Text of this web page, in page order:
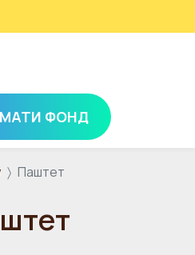
ФОНД
Паштет